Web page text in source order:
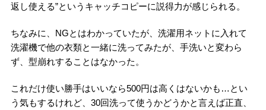
返し使える”というキャッチコピーに説得力が感じられる。
ちなみに、NGとはわかっていたが、洗濯用ネットに入れて
洗濯機で他の衣類と一緒に洗ってみたが、手洗いと変わら
ず、型崩れすることはなかった。
これだけ使い勝手はいいなら500円は高くはないかも…とい
う気もするけれど、30回洗って使うかどうかと言えば正直、